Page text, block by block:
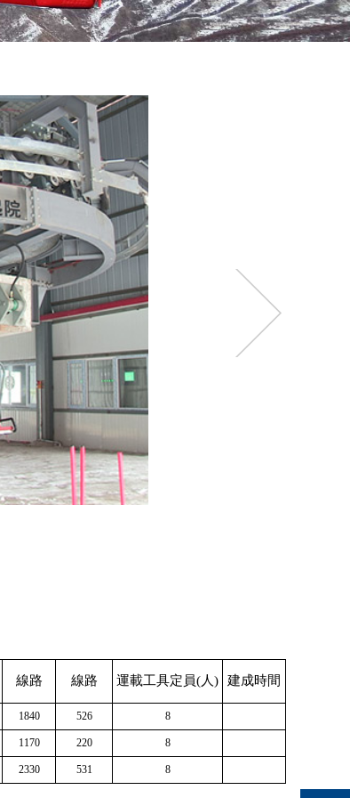
線路 線路 運載工具定員(人) 建成時間
1840 526 8
1170 220 8
2330 531 8